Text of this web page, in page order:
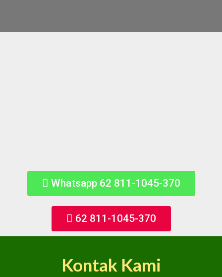
Whatsapp 62 811-1045-370
62 811-1045-370
Kontak Kami